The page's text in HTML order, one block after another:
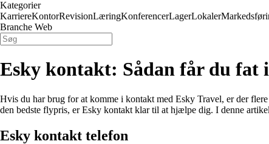
Kategorier
KarriereKontorRevisionLæringKonferencerLagerLokaler
Branche Web
Esky kontakt: Sådan får du fat
Hvis du har brug for at komme i kontakt med Esky Travel, er der
den bedste flypris, er Esky kontakt klar til at hjælpe dig. I denne
Esky kontakt telefon